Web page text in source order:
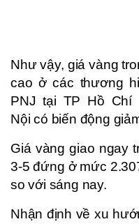
Như vậy, giá vàng
cao ở các thương
PNJ tại TP Hồ Chí
Nội có biến động
Giá vàng giao ngay
3-5 đứng ở mức
so với sáng nay.
Nhận định về xu